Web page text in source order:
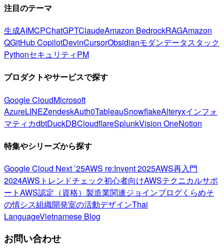
注目のテーマ
生成AIMCPChatGPTClaudeAmazon BedrockRAGAmazon
QGitHub CopilotDevinCursorObsidianモダンデータスタック
PythonセキュリティPM
プロダクトやサービスで探す
Google CloudMicrosoft
AzureLINEZendeskAuth0TableauSnowflakeAlteryxインフォ
マティカdbtDuckDBCloudflareSplunkVision OneNotion
特集やシリーズから探す
Google Cloud Next ’25AWS re:Invent 2025AWS再入門
2024AWSトレンドチェック初心者向けAWSテクニカルサポ
ートAWS認定（資格） 製造業関連ジョインブログくらめそ
の情シス組織開発室の活動デザインThai
LanguageVietnamese Blog
お問い合わせ